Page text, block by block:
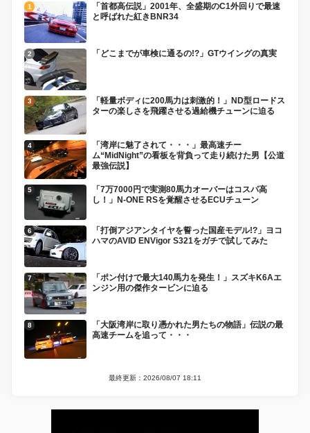
「首都高伝説」2001年、全盛期のC1外回りで最速
と呼ばれた紅きBNR34
「どこまでが車検に通るの!?」GTウイングの真実
「軽量ボディに200馬力は刺激的！」ND型ロードス
ターの楽しさを飛躍させる過給機チューンに迫る
「湾岸に魅了されて・・・」最高速チー
ム“MidNight”の看板を背負って走り続けた男【公道
最強伝説】
「7万7000円で実測80馬力オーバーはコスパ高
し！」N-ONE RSを覚醒させるECUチューン
「打倒アジアンタイヤを誓った国産モデル!?」ヨコ
ハマのAVID ENVigor S321をガチで試してみた
「ポン付けで最大140馬力を発生！」スズキK6Aエ
ンジン用の傑作タービンに迫る
「大阪湾岸に取り憑かれた男たちの物語」伝説の最
高速チームを追って・・・
最終更新：2026/08/07 18:11